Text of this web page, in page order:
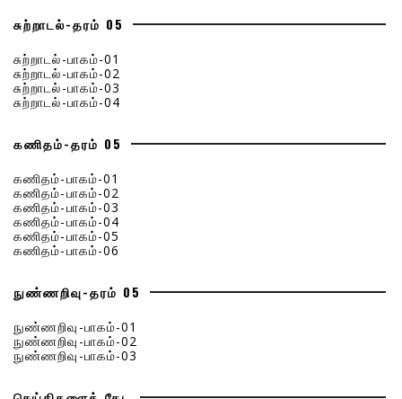
சுற்றாடல்-தரம் 05
சுற்றாடல்-பாகம்-01
சுற்றாடல்-பாகம்-02
சுற்றாடல்-பாகம்-03
சுற்றாடல்-பாகம்-04
கணிதம்-தரம் 05
கணிதம்-பாகம்-01
கணிதம்-பாகம்-02
கணிதம்-பாகம்-03
கணிதம்-பாகம்-04
கணிதம்-பாகம்-05
கணிதம்-பாகம்-06
நுண்ணறிவு-தரம் 05
நுண்ணறிவு-பாகம்-01
நுண்ணறிவு-பாகம்-02
நுண்ணறிவு-பாகம்-03